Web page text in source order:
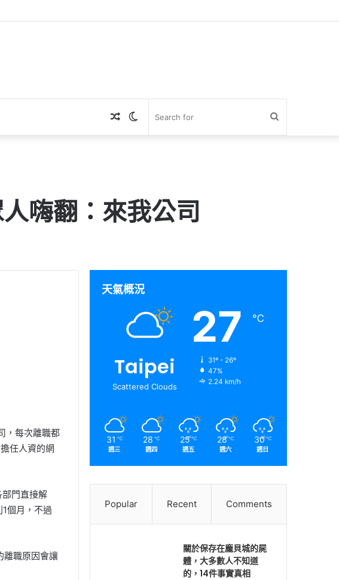
Switch
Random
嗨翻：來我公司
，每次離職都
任人資的網
門直接解
個月，不過
離職原因會讓
天氣概況
Taipei
Scattered Clouds
27 ℃
31º - 26º
47%
2.24 km/h
31 ℃
週三
28 ℃
週四
25 ℃
週五
28 ℃
週六
30 ℃
週日
Popular Recent Comments
關於保存在龐貝城的屍
體，大多數人不知道
的，14件事實真相